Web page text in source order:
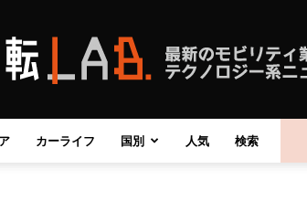
自
カーライフ 国別 人気 検索